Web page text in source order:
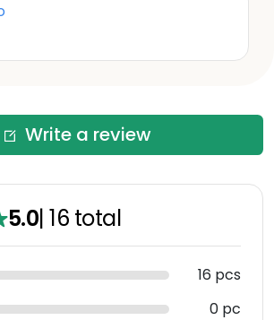
Write a review
5.0|16 total
16 pcs
0 pc